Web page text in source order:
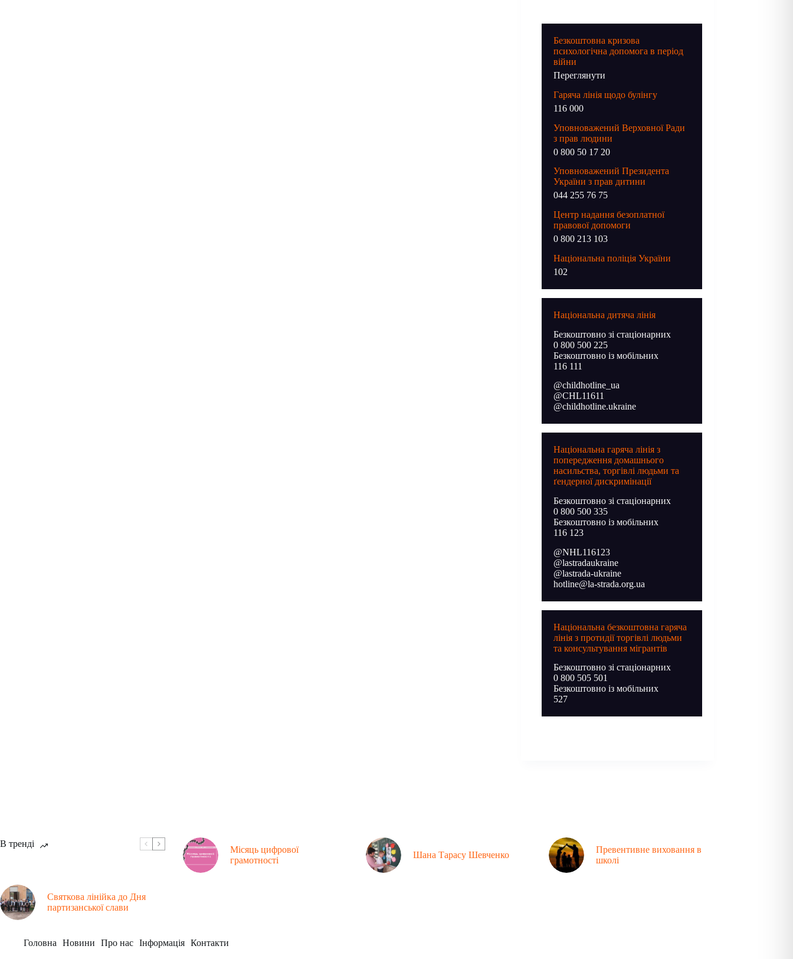
Безкоштовна кризова
психологічна допомога в період
війни
Переглянути
Гаряча лінія щодо булінгу
116 000
Уповноважений Верховної Ради
з прав людини
0 800 50 17 20
Уповноважений Президента
України з прав дитини
044 255 76 75
Центр надання безоплатної
правової допомоги
0 800 213 103
Національна поліція України
102
Національна дитяча лінія
Безкоштовно зі стаціонарних
0 800 500 225
Безкоштовно із мобільних
116 111
@childhotline_ua
@CHL11611
@childhotline.ukraine
Національна гаряча лінія з
попередження домашнього
насильства, торгівлі людьми та
ґендерної дискримінації
Безкоштовно зі стаціонарних
0 800 500 335
Безкоштовно із мобільних
116 123
@NHL116123
@lastradaukraine
@lastrada-ukraine
hotline@la-strada.org.ua
Національна безкоштовна гаряча
лінія з протидії торгівлі людьми
та консультування мігрантів
Безкоштовно зі стаціонарних
0 800 505 501
Безкоштовно із мобільних
527
В тренді
Місяць цифрової
грамотності
Шана Тарасу Шевченко
Превентивне виховання в
школі
Святкова лінійка до Дня
партизанської слави
Головна Новини Про нас Інформація Контакти